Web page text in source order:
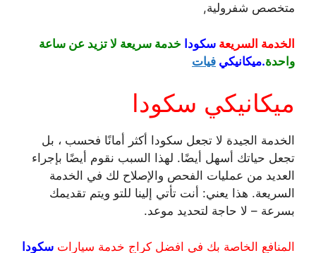
متخصص شفرولية,
الخدمة السريعة سكودا خدمة سريعة لا تزيد عن ساعة
واحدة.ميكانيكي فيات
ميكانيكي سكودا
الخدمة الجيدة لا تجعل سكودا أكثر أمانًا فحسب ، بل
تجعل حياتك أسهل أيضًا. لهذا السبب نقوم أيضًا بإجراء
العديد من عمليات الفحص والإصلاح لك في الخدمة
السريعة. هذا يعني: أنت تأتي إلينا للتو ويتم تقديمك
بسرعة – لا حاجة لتحديد موعد.
المنافع الخاصة بك في افضل كراج خدمة سيارات سكودا